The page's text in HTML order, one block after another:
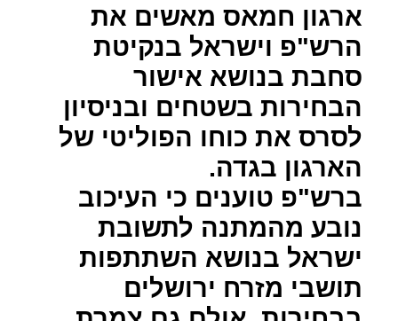
ארגון חמאס מאשים את
הרש"פ וישראל בנקיטת
סחבת בנושא אישור
הבחירות בשטחים ובניסיון
לסרס את כוחו הפוליטי של
הארגון בגדה.
ברש"פ טוענים כי העיכוב
נובע מהמתנה לתשובת
ישראל בנושא השתתפות
תושבי מזרח ירושלים